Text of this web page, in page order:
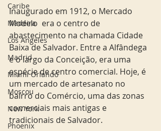
Caribe
Madeira
Los Angeles
Madrid
Miami Orlando
Moscou
New York
Phoenix
Inaugurado em 1912, o Mercado
Modelo  era o centro de
abastecimento na chamada Cidade
Baixa de Salvador. Entre a Alfândega
e o largo da Conceição, era uma
espécie de centro comercial. Hoje, é
um mercado de artesanato no
bairro do Comércio, uma das zonas
comerciais mais antigas e
tradicionais de Salvador.